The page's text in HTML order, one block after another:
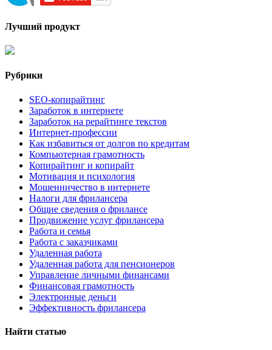
Лучший продукт
Рубрики
SEO-копирайтинг
Заработок в интернете
Заработок на рерайтинге текстов
Интернет-профессии
Как избавиться от долгов по кредитам
Компьютерная грамотность
Копирайтинг и копирайт
Мотивация и психология
Мошенничество в интернете
Налоги для фрилансера
Общие сведения о фрилансе
Продвижение услуг фрилансера
Работа и семья
Работа с заказчиками
Удаленная работа
Удаленная работа для пенсионеров
Управление личными финансами
Финансовая грамотность
Электронные деньги
Эффективность фрилансера
Найти статью